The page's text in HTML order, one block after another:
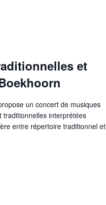
et
un concert de musiques
interprétées
entre répertoire traditionnel et